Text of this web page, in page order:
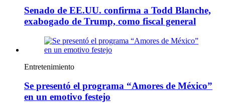
Senado de EE.UU. confirma a Todd Blanche,
exabogado de Trump, como fiscal general
Entretenimiento
Se presentó el programa “Amores de México”
en un emotivo festejo